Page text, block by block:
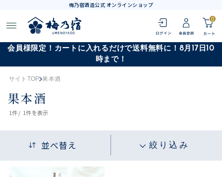
梅乃宿酒造公式 オンラインショップ
0
会員様限定！カートに入れるだけで送料無料に！8月17日10
時まで！
サイトTOP 果本酒
果本酒
1件 / 1件を表示
並べ替え 絞り込み